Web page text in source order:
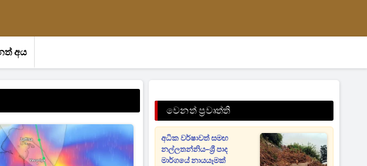
අය
වෙනත් ප්‍රවෘත්ති
අධික වර්ෂාවත් සමඟ
නල්ලතන්නිය–ශ්‍රී පාද
මාර්ගයේ නායයෑමක්